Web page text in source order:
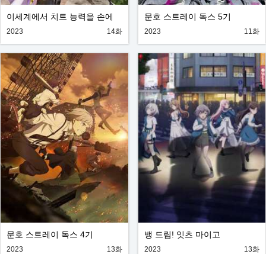
이세계에서 치트 능력을 손에
넣은 나는, 현실세계에서도 무
다
2023 14화
문호 스트레이 독스 5기
2023 11화
문호 스트레이 독스 4기
2023 13화
뱅 드림! 잇츠 마이고
2023 13화